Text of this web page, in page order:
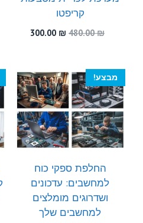
קריפטו
480.00₪
המחיר
480.00 ₪.
300.00 ₪
300.00 ₪.
מבצע!
החלפת ספקי כוח
למחשבים: עדכונים
ושדרוגים מומלצים
למחשבים שלך